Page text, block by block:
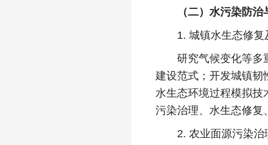
（二）水污染防
1. 城镇水生态修复
研究气候变化等多重
建设范式；开发城镇韧
水生态环境过程模拟
污染治理、水生态修复
2. 农业面源污染治